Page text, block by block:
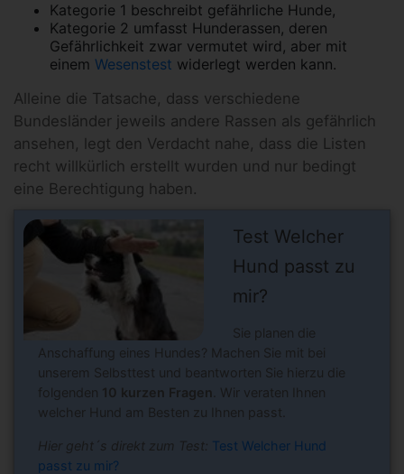
Kategorie 1 beschreibt gefährliche Hunde,
Kategorie 2 umfasst Hunderassen, deren
Gefährlichkeit zwar vermutet wird, aber mit
einem Wesenstest widerlegt werden kann.
Alleine die Tatsache, dass verschiedene
Bundesländer jeweils andere Rassen als gefährlich
ansehen, legt den Verdacht nahe, dass die Listen
recht willkürlich erstellt wurden und nur bedingt
eine Berechtigung haben.
Test Welcher
Hund passt zu
mir?
Sie planen die
Anschaffung eines Hundes? Machen Sie mit bei
unserem Selbsttest und beantworten Sie hierzu die
folgenden 10 kurzen Fragen . Wir veraten Ihnen
welcher Hund am Besten zu Ihnen passt.
Hier geht´s direkt zum Test: Test Welcher Hund
passt zu mir?